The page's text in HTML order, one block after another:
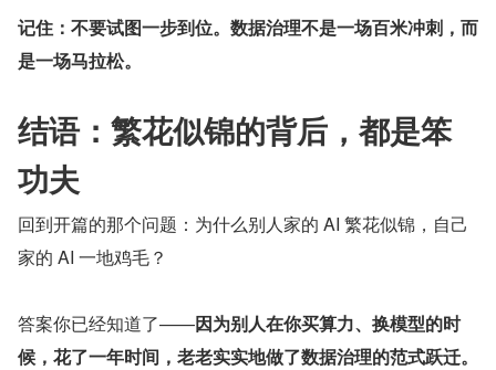
记住：不要试图一步到位。数据治理不是一场百米冲刺，而
是一场马拉松。
结语：繁花似锦的背后，都是笨
功夫
回到开篇的那个问题：为什么别人家的 AI 繁花似锦，自己
家的 AI 一地鸡毛？
答案你已经知道了——因为别人在你买算力、换模型的时
候，花了一年时间，老老实实地做了数据治理的范式跃迁。